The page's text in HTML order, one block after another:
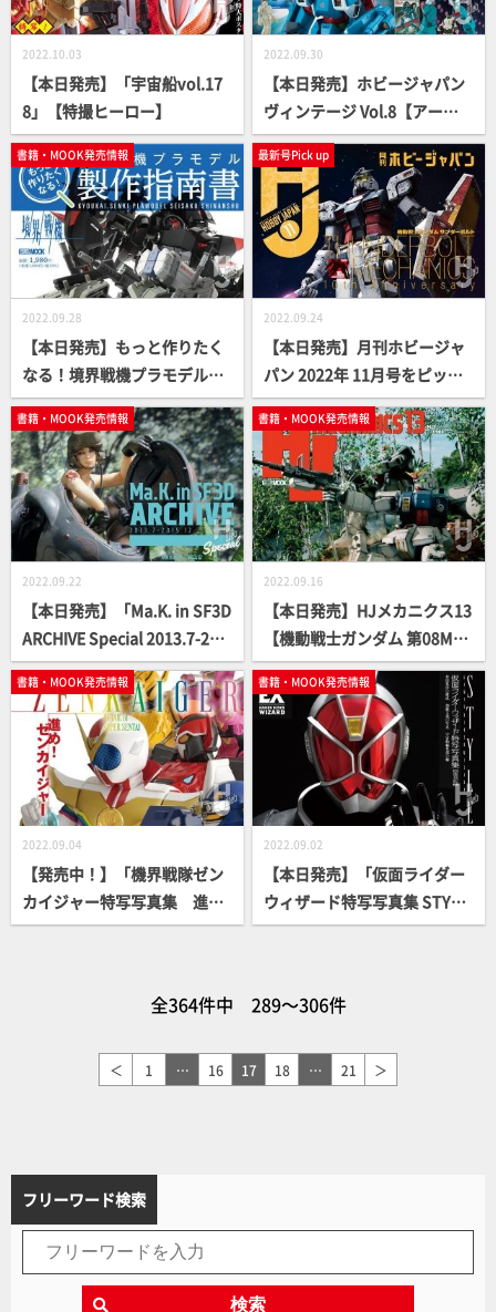
2022.10.03
【本日発売】「宇宙船vol.17
8」【特撮ヒーロー】
2022.09.30
【本日発売】ホビージャパン
ヴィンテージ Vol.8【アート
ミック】
書籍・MOOK発売情報
2022.09.28
【本日発売】もっと作りたく
なる！境界戦機プラモデル製
作指南書【模型オリジナル作
例製作法】
最新号Pick up
2022.09.24
【本日発売】月刊ホビージャ
パン 2022年 11月号をピック
アップ！
書籍・MOOK発売情報
2022.09.22
【本日発売】「Ma.K. in SF3D
ARCHIVE Special 2013.7-201
5.12 vol.4」【MAX渡辺×横
山宏】
書籍・MOOK発売情報
2022.09.16
【本日発売】HJメカニクス13
【機動戦士ガンダム 第08MS
小隊】
書籍・MOOK発売情報
2022.09.04
【発売中！】「機界戦隊ゼン
カイジャー特写写真集 進
め！ゼンカイジャー」【スー
書籍・MOOK発売情報
2022.09.02
【本日発売】「仮面ライダー
ウィザード特写写真集 STYLE
【復刻版】」【仮面ライダ
全364件中 289～306件
＜ 1 … 16 17 18 … 21 ＞
フリーワード検索
検索